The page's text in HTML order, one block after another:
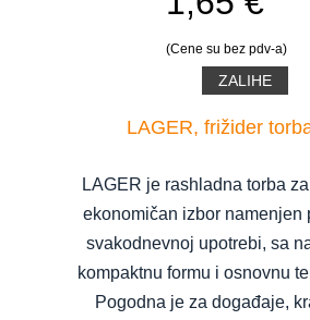
(Cene su bez pdv-a)
ZALIHE
LAGER, frižider
LAGER je rashladna torba
ekonomičan izbor namenjen
svakodnevnoj upotrebi, sa
kompaktnu formu i osnovnu
Pogodna je za događaje,